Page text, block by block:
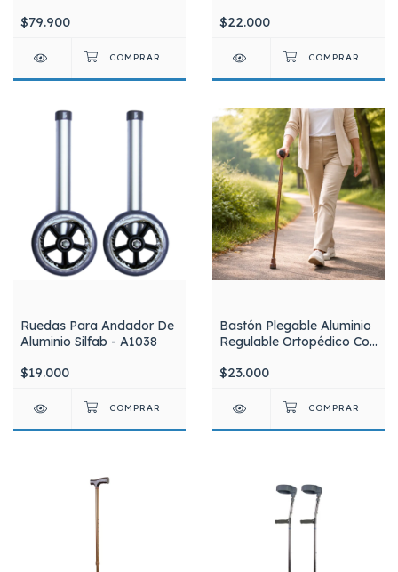
$79.900
Embarazo SCHWARTZ
$22.000
Ruedas Para Andador De
Aluminio Silfab - A1038
$19.000
Bastón Plegable Aluminio
Regulable Ortopédico Con
$23.000